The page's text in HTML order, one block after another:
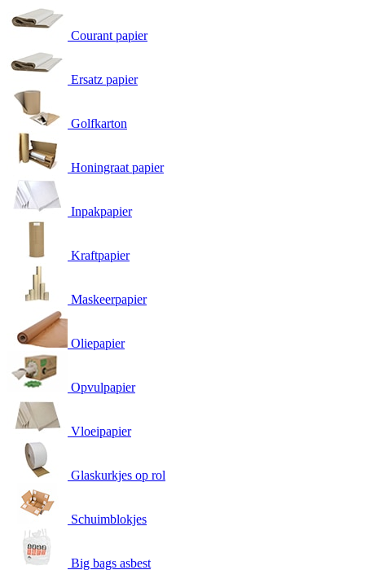
Courant papier
Ersatz papier
Golfkarton
Honingraat papier
Inpakpapier
Kraftpapier
Maskeerpapier
Oliepapier
Opvulpapier
Vloeipapier
Glaskurkjes op rol
Schuimblokjes
Big bags asbest